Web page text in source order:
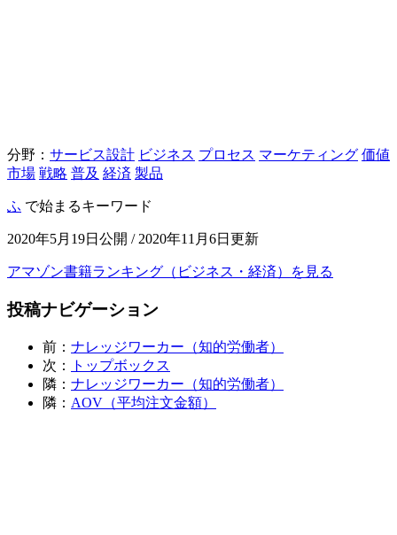
分野： サービス設計 ビジネス プロセス マーケティング 価値
市場 戦略 普及 経済 製品
ふ で始まるキーワード
2020年5月19日公開 / 2020年11月6日更新
アマゾン書籍ランキング（ビジネス・経済）を見る
投稿ナビゲーション
前： ナレッジワーカー（知的労働者）
次：
トップボックス
隣： ナレッジワーカー（知的労働者）
隣： AOV（平均注文金額）